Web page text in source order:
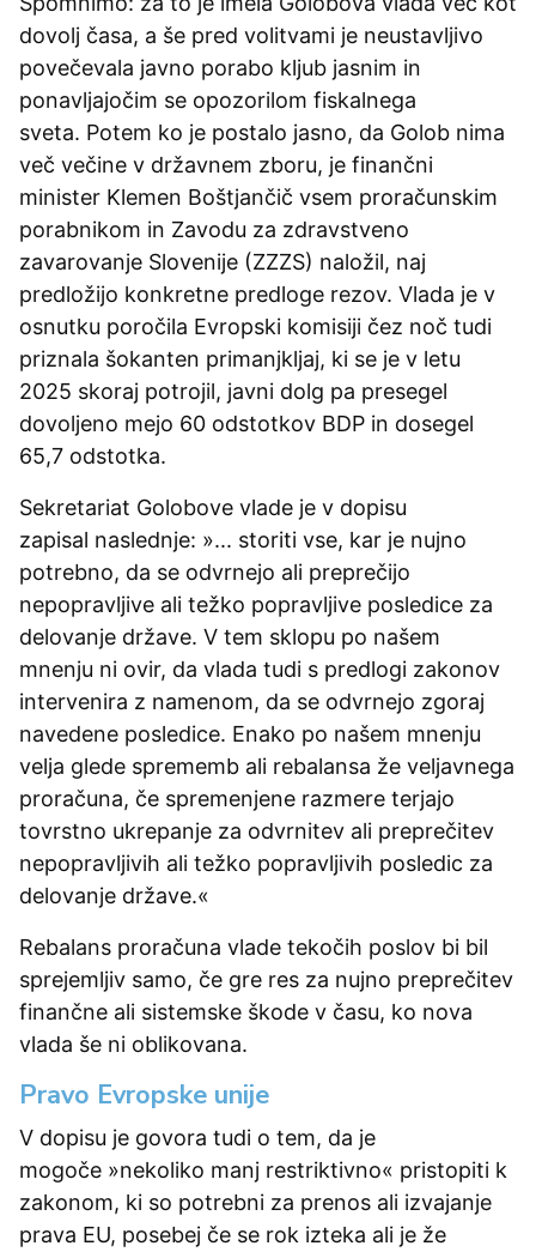
dovolj časa, a še pred volitvami je neustavljivo
povečevala javno porabo kljub jasnim in
ponavljajočim se opozorilom fiskalnega
sveta. Potem ko je postalo jasno, da Golob nima
več večine v državnem zboru, je finančni
minister Klemen Boštjančič vsem proračunskim
porabnikom in Zavodu za zdravstveno
zavarovanje Slovenije (ZZZS) naložil, naj
predložijo konkretne predloge rezov. Vlada je v
osnutku poročila Evropski komisiji čez noč tudi
priznala šokanten primanjkljaj, ki se je v letu
2025 skoraj potrojil, javni dolg pa presegel
dovoljeno mejo 60 odstotkov BDP in dosegel
65,7 odstotka.
Sekretariat Golobove vlade je v dopisu
zapisal naslednje: »... storiti vse, kar je nujno
potrebno, da se odvrnejo ali preprečijo
nepopravljive ali težko popravljive posledice za
delovanje države. V tem sklopu po našem
mnenju ni ovir, da vlada tudi s predlogi zakonov
intervenira z namenom, da se odvrnejo zgoraj
navedene posledice. Enako po našem mnenju
velja glede sprememb ali rebalansa že veljavnega
proračuna, če spremenjene razmere terjajo
tovrstno ukrepanje za odvrnitev ali preprečitev
nepopravljivih ali težko popravljivih posledic za
delovanje države.«
Rebalans proračuna vlade tekočih poslov bi bil
sprejemljiv samo, če gre res za nujno preprečitev
finančne ali sistemske škode v času, ko nova
vlada še ni oblikovana.
Pravo Evropske unije
V dopisu je govora tudi o tem, da je
mogoče »nekoliko manj restriktivno« pristopiti k
zakonom, ki so potrebni za prenos ali izvajanje
prava EU, posebej če se rok izteka ali je že